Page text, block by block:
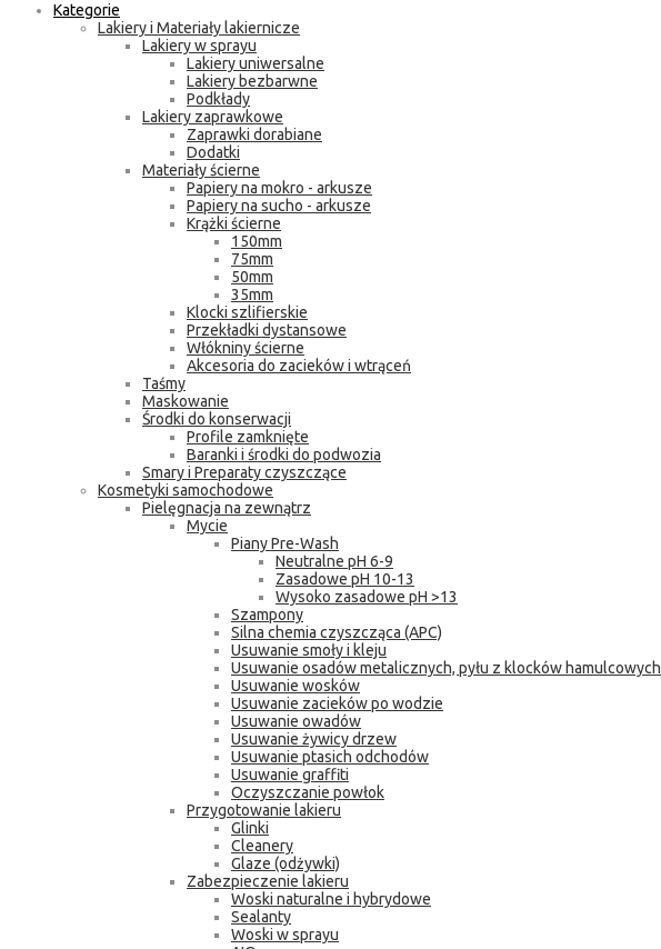
Kategorie
Lakiery i Materiały lakiernicze
Lakiery w sprayu
Lakiery uniwersalne
Lakiery bezbarwne
Podkłady
Lakiery zaprawkowe
Zaprawki dorabiane
Dodatki
Materiały ścierne
Papiery na mokro - arkusze
Papiery na sucho - arkusze
Krążki ścierne
150mm
75mm
50mm
35mm
Klocki szlifierskie
Przekładki dystansowe
Włókniny ścierne
Akcesoria do zacieków i wtrąceń
Taśmy
Maskowanie
Środki do konserwacji
Profile zamknięte
Baranki i środki do podwozia
Smary i Preparaty czyszczące
Kosmetyki samochodowe
Pielęgnacja na zewnątrz
Mycie
Piany Pre-Wash
Neutralne pH 6-9
Zasadowe pH 10-13
Wysoko zasadowe pH >13
Szampony
Silna chemia czyszcząca (APC)
Usuwanie smoły i kleju
Usuwanie osadów metalicznych, pyłu z klocków hamulcowych
Usuwanie wosków
Usuwanie zacieków po wodzie
Usuwanie owadów
Usuwanie żywicy drzew
Usuwanie ptasich odchodów
Usuwanie graffiti
Oczyszczanie powłok
Przygotowanie lakieru
Glinki
Cleanery
Glaze (odżywki)
Zabezpieczenie lakieru
Woski naturalne i hybrydowe
Sealanty
Woski w sprayu